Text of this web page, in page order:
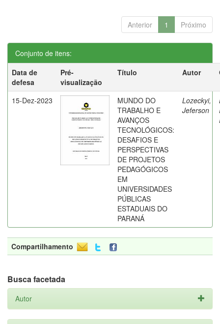
Anterior 1 Próximo
Conjunto de itens:
Data de
defesa
Pré-
visualização
Título Autor
15-Dez-2023
MUNDO DO
TRABALHO E
AVANÇOS
TECNOLÓGICOS:
DESAFIOS E
PERSPECTIVAS
DE PROJETOS
PEDAGÓGICOS
EM
UNIVERSIDADES
PÚBLICAS
ESTADUAIS DO
PARANÁ
Lozeckyi,
Jeferson
Compartilhamento
Busca facetada
Autor